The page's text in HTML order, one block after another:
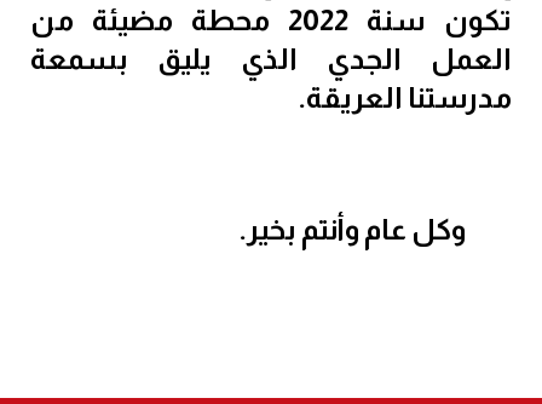
تكون سنة 2022 محطة مضيئة من
العمل الجدي الذي يليق بسمعة
مدرستنا العريقة.
وكل عام وأنتم بخير.